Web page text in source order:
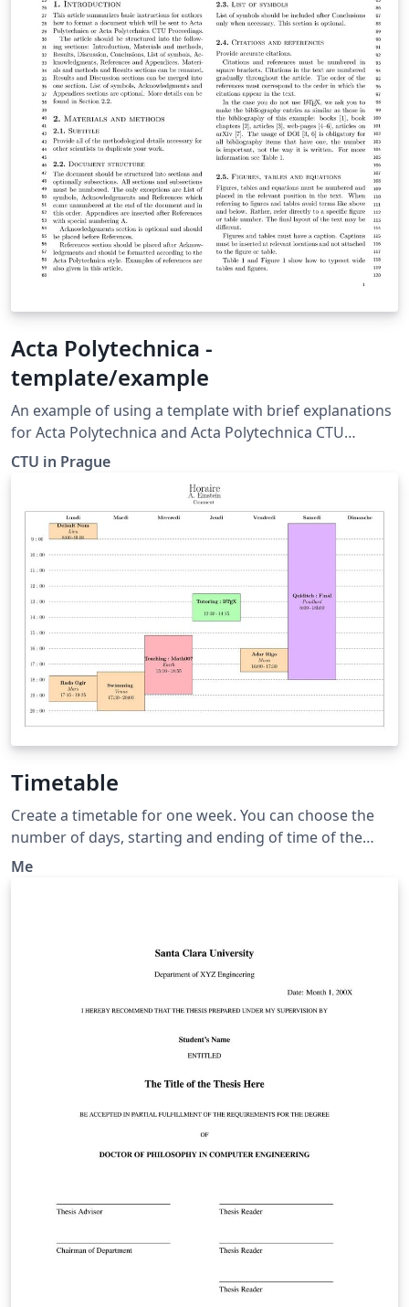
Acta Polytechnica -
template/example
An example of using a template with brief explanations
for Acta Polytechnica and Acta Polytechnica CTU
Proceedings, Czech Technical University in Prague
CTU in Prague
Timetable
Create a timetable for one week. You can choose the
number of days, starting and ending of time of the
days. Then You can add event displayed with a box at
Me